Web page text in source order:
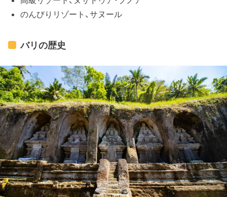
のんびりリゾート、サヌール
バリの歴史